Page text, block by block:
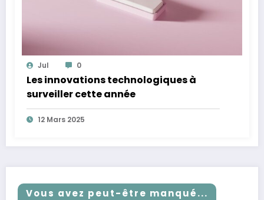
Jul 0
Les innovations technologiques à
surveiller cette année
12 Mars 2025
Vous avez peut-être manqué...